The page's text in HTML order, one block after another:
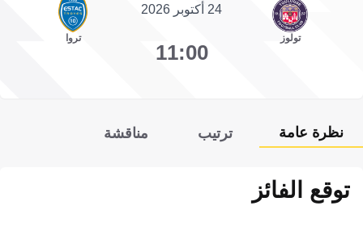
تولوز
24 أكتوبر 2026
11:00
تروا
نظرة عامة ترتيب مناقشة
توقع الفائز